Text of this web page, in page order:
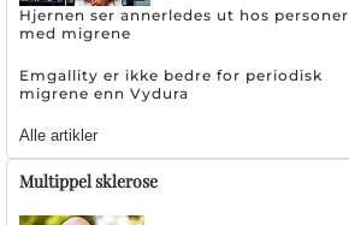
Hjernen ser annerledes ut hos personer
med migrene
Emgallity er ikke bedre for periodisk
migrene enn Vydura
Alle artikler
Multippel sklerose